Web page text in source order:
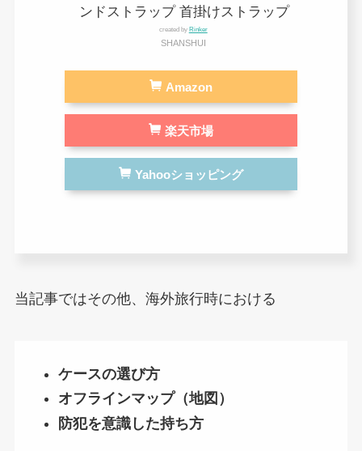
ンドストラップ 首掛けストラップ
created by Rinker
SHANSHUI
Amazon
楽天市場
Yahooショッピング
当記事ではその他、海外旅行時における
ケースの選び方
オフラインマップ（地図）
防犯を意識した持ち方